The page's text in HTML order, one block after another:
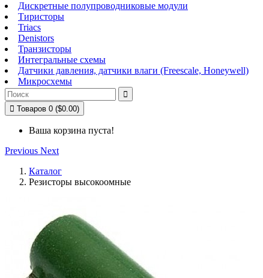
Дискретные полупроводниковые модули
Тиристоры
Triacs
Denistors
Транзисторы
Интегральные схемы
Датчики давления, датчики влаги (Freescale, Honeywell)
Микросхемы

 Товаров 0 ($0.00)
Ваша корзина пуста!
Previous Next
Каталог
Резисторы высокоомные